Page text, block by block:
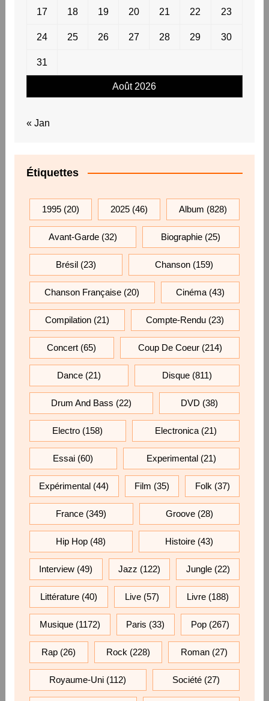
Août 2026
17 18 19 20 21 22 23
24 25 26 27 28 29 30
31
« Jan
Étiquettes
1995(20) 2025 (46) Album (828)
Avant-Garde(32) Biographie (25)
Brésil(23) Chanson (159)
Chanson Française (20) Cinéma(43)
Compilation(21) Compte-Rendu (23)
Concert (65) Coup De Coeur(214)
Dance(21) Disque (811)
Drum And Bass (22) DVD (38)
Electro (158) Electronica(21)
Essai (60) Experimental(21)
Expérimental (44) Film (35) Folk (37)
France (349) Groove(28)
Hip Hop (48) Histoire(43)
Interview (49) Jazz (122) Jungle(22)
Littérature(40) Live (57) Livre (188)
Musique(1172) Paris (33) Pop (267)
Rap (26) Rock (228) Roman(27)
Royaume-Uni (112) Société(27)